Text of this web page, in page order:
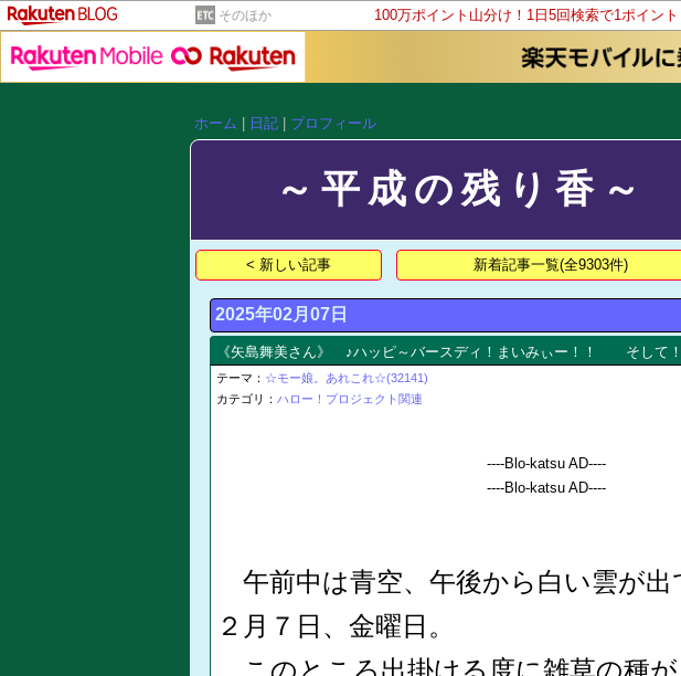
そのほか 100万ポイント山分け！1日5回検索で1ポイン
ホーム
日記 プロフィール
～平成の残り香
< 新しい記事 新着記事一覧(全9303件)
2025年02月07日
《矢島舞美さん》 ♪ハッピ～バースディ！まいみぃー！！ そして！
テーマ： ☆モー娘。あれこれ☆(32141)
カテゴリ：ハロー！プロジェクト関連
----Blo-katsu AD----
----Blo-katsu AD----
午前中は青空、午後から白い雲が出
２月７日、金曜日。
このところ出掛ける度に雑草の種